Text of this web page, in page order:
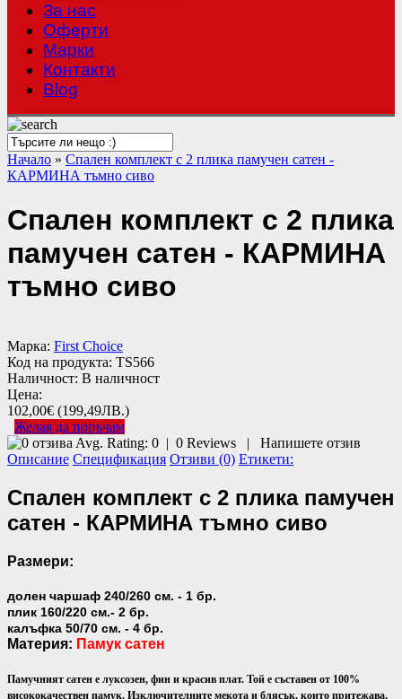
За нас
Оферти
Mарки
Контакти
Blog
Начало » Спален комплект с 2 плика памучен сатен -
КАРМИНА тъмно сиво
Спален комплект с 2 плика
памучен сатен - КАРМИНА
тъмно сиво
Марка: First Choice
Код на продукта: TS566
Наличност: В наличност
Цена:
102,00€ (199,49ЛВ.)
Желая да поръчам
Avg. Rating: 0 | 0 Reviews | Напишете отзив
Описание Спецификация Отзиви (0) Етикети:
Спален комплект с 2 плика памучен
сатен - КАРМИНА тъмно сиво
Размери:
долен чаршаф 240/260 см. - 1 бр.
плик 160/220 см.- 2 бр.
калъфка 50/70 см. - 4 бр.
Материя: Памук сатен
Памучният сатен е луксозен, фин и красив плат. Той е съставен от 100%
висококачествен памук. Изключителните мекота и блясък, които притежава,